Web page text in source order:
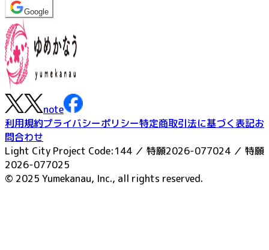
Google
note
利用規約プライバシーポリシー特定商取引法に基づく表記お
問合わせ
Light City Project Code:144 ／ 特願2026-077024 ／ 特願
2026-077025
© 2025 Yumekanau, Inc., all rights reserved.